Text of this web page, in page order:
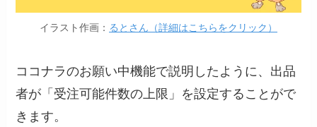
イラスト作画： るとさん（詳細はこちらをクリック）
ココナラのお願い中機能で説明したように、出品
者が「受注可能件数の上限」を設定することがで
きます。